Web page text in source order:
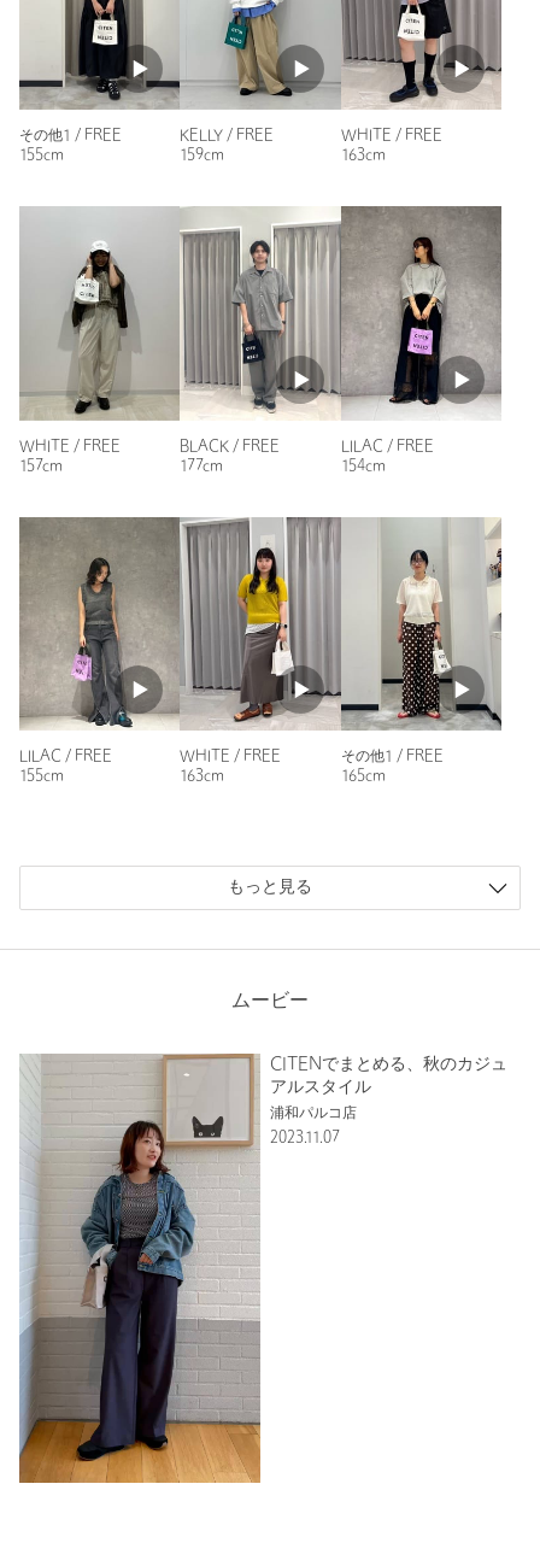
原産国 -
ニックネーム： kuma
投稿日： 2024年12月21日
購入カラー：その他1
す。マチがあり自立するので中身も見やすいです！色違いでほ
女性
年代：30代前半
145cm
10人が参考になったと回答
参考になった
ニックネーム： ちゃんえみ
投稿日： 2024年12月19日
購入カラー：LT.GRAY
街で持ってる人がいて気になってお店に速攻行ったらかわいい
のに意外と安くて高見えでお気に入りです！
性別：
※レビューは、個人の主観による感想・体感によるもので、商品の効果や性
能を保証するものではありません。
もっと見る
その他1 / FREE
155cm
KELLY / FREE
159cm
WHITE / FREE
163cm
WHITE / FREE
157cm
BLACK / FREE
177cm
LILAC / FREE
154cm
LILAC / FREE
155cm
WHITE / FREE
163cm
その他1 / FREE
165cm
もっと見る
ムービー
CITENでまとめる、秋のカジュ
アルスタイル
浦和パルコ店
2023.11.07